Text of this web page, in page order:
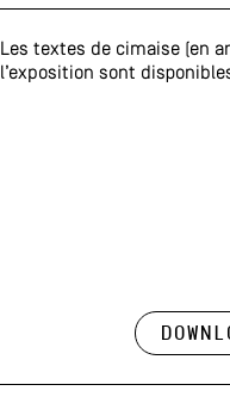
Les textes de cimaise (en
l’exposition sont